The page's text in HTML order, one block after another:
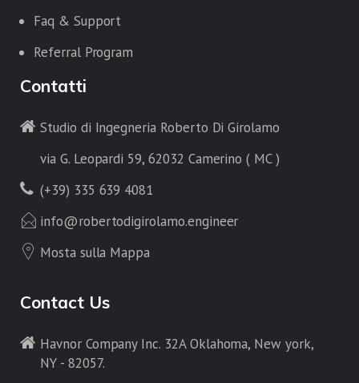
Faq & Support
Referral Program
Contatti
Studio di Ingegneria Roberto Di Girolamo
via G. Leopardi 59, 62032 Camerino ( MC )
(+39) 335 639 4081
info@robertodigirolamo.engineer
Mosta sulla Mappa
Contact Us
Havnor Company Inc. 32A Oklahoma, New york,
NY - 82057.